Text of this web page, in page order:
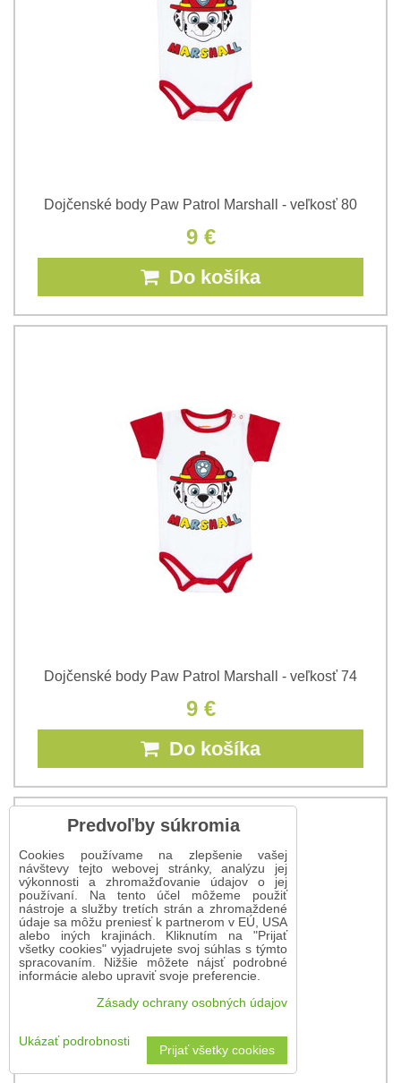
Dojčenské body Paw Patrol Marshall - veľkosť 80
9 €
Do košíka
Dojčenské body Paw Patrol Marshall - veľkosť 74
9 €
Do košíka
Predvoľby súkromia
Cookies používame na zlepšenie vašej
návštevy tejto webovej stránky, analýzu jej
výkonnosti a zhromažďovanie údajov o jej
používaní. Na tento účel môžeme použiť
nástroje a služby tretích strán a zhromaždené
údaje sa môžu preniesť k partnerom v EÚ, USA
alebo iných krajinách. Kliknutím na "Prijať
všetky cookies" vyjadrujete svoj súhlas s týmto
spracovaním. Nižšie môžete nájsť podrobné
informácie alebo upraviť svoje preferencie.
Zásady ochrany osobných údajov
Ukázať podrobnosti
Prijať všetky cookies